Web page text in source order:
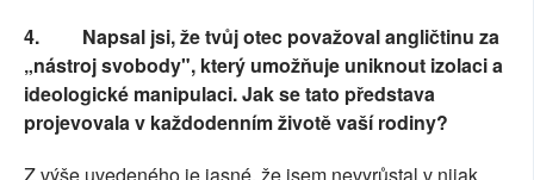
4.
Napsal jsi, že tvůj otec považoval angličtinu za
„nástroj svobody", který umožňuje uniknout izolaci a
ideologické manipulaci. Jak se tato představa
projevovala v každodenním životě vaší rodiny?